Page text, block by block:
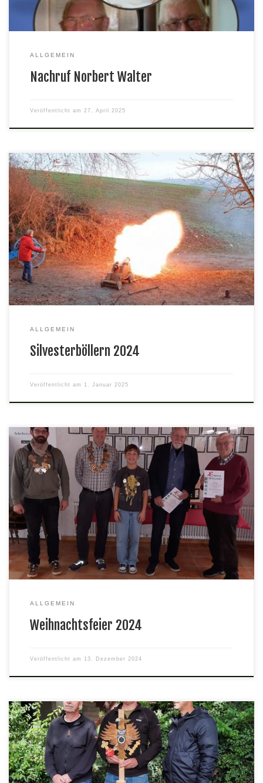
ALLGEMEIN
Nachruf Norbert Walter
Veröffentlicht am 27. April 2025
Am Silvesternachmittag krachten die Böller und Kanonen über das
weite Land der Schaubach.Die Schützen verabschiedeten damit
das alte Jahr. Bei Glühwein und heißen Würstchen in geselliger
Runde bereiteten wir uns auf den Wechsel zum kommenden Jahr
vor.
ALLGEMEIN
Silvesterböllern 2024
Veröffentlicht am 1. Januar 2025
Am 7. Dezember waren alle Vereinsmitglieder zur
Weihnachtsfeier eingeladen.Bei leckerem Essen und gemütlichen
Beisammensein wurden auch die Könige Pascal (Luftpistole),
Eckhard (KK Gewehr) und Alexander (Jugend Luftgewehr)
geehrt.Sowohl unser Gründungsmitglied Hans Uwe Hoffmann (70
Jahre Mitgliedschaft) als auch Norbert Walter (55 Jahre
Mitgliedschaft) wurden für ihre Verdienste um unseren
Schützenverein […]
ALLGEMEIN
Weihnachtsfeier 2024
Veröffentlicht am 13. Dezember 2024
Wir gratulieren unserem diesjährigen Schützenkönig Eckhard und
seinen beiden Rittern Helmut und Aziz.Am 6. Oktober schossen
wir mit dem KK Gewehr auf den Adler und nach ca. 3 Stunden